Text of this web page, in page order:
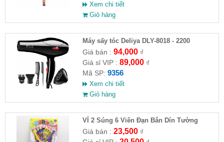
Xem chi tiết
Giỏ hàng
Máy sấy tóc Deliya DLY-8018 - 2200
Giá bán : 94,000₫
Giá sỉ VIP : 89,000₫
Mã SP: 9356
Xem chi tiết
Giỏ hàng
VỈ 2 Súng 6 Viên Đạn Bắn Dín Tường
Giá bán : 23,500₫